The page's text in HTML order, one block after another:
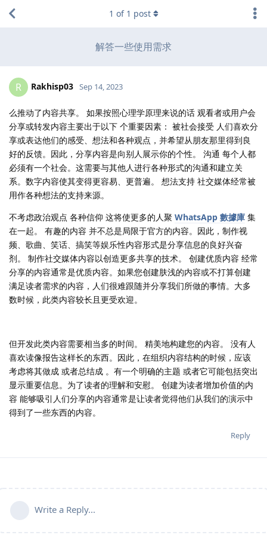
解答一些使用需求
1 of 1 post
R Rakhisp03 Sep 14, 2023
么推动了内容共享。 如果按照心理学原理来说的话 观看者或用户会
分享或转发内容主要出于以下 个重要因素： 被社会接受 人们喜欢分
享或表达他们的感受、想法和各种观点，并希望从朋友那里得到良
好的反馈。因此，分享内容是向别人展示你的个性。 沟通 每个人都
必须有一个社会。这需要与其他人进行各种形式的沟通和建立关
系。数字内容使其变得更容易、更普遍。 想法支持 社交媒体经常被
用作各种想法的支持来源。
不考虑政治观点 各种信仰 这将使更多的人聚 WhatsApp 數據庫 集
在一起。 有趣的内容 并不总是局限于官方的内容。因此，制作视
频、歌曲、笑话、搞笑等娱乐性内容形式是分享信息的良好兴奋
剂。 制作社交媒体内容以创造更多共享的技术。 创建优质内容 经常
分享的内容通常是优质内容。如果您创建肤浅的内容或不打算创建
满足读者需求的内容，人们很难跟随并分享我们所做的事情。大多
数时候，此类内容较长且更受欢迎。
但开发此类内容需要相当多的时间。 精美地构建您的内容。 没有人
喜欢读像报告这样长的东西。因此，在组织内容结构的时候，应该
考虑将其做成 或者总结成 。有一个明确的主题 或者它可能包括突出
显示重要信息。为了读者的理解和安慰。 创建为读者增加价值的内
容 能够吸引人们分享的内容通常是让读者觉得他们从我们的演示中
得到了一些东西的内容。
Reply
Write a Reply...